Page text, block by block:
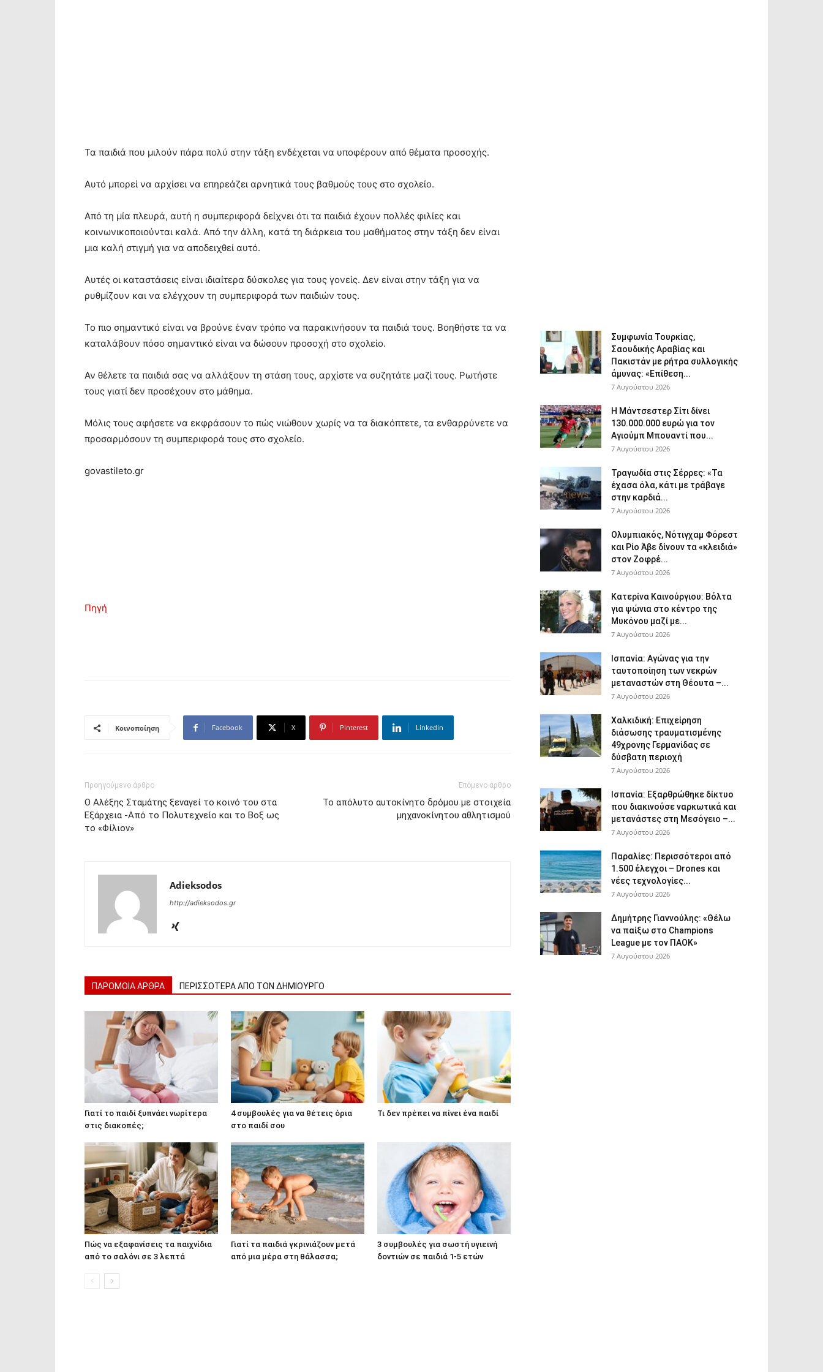
Τα παιδιά που μιλούν πάρα πολύ στην τάξη ενδέχεται να υποφέρουν από θέματα προσοχής.
Αυτό μπορεί να αρχίσει να επηρεάζει αρνητικά τους βαθμούς τους στο σχολείο.
Από τη μία πλευρά, αυτή η συμπεριφορά δείχνει ότι τα παιδιά έχουν πολλές φιλίες και
κοινωνικοποιούνται καλά. Από την άλλη, κατά τη διάρκεια του μαθήματος στην τάξη δεν είναι
μια καλή στιγμή για να αποδειχθεί αυτό.
Αυτές οι καταστάσεις είναι ιδιαίτερα δύσκολες για τους γονείς. Δεν είναι στην τάξη για να
ρυθμίζουν και να ελέγχουν τη συμπεριφορά των παιδιών τους.
Το πιο σημαντικό είναι να βρούνε έναν τρόπο να παρακινήσουν τα παιδιά τους. Βοηθήστε τα να
καταλάβουν πόσο σημαντικό είναι να δώσουν προσοχή στο σχολείο.
Αν θέλετε τα παιδιά σας να αλλάξουν τη στάση τους, αρχίστε να συζητάτε μαζί τους. Ρωτήστε
τους γιατί δεν προσέχουν στο μάθημα.
Μόλις τους αφήσετε να εκφράσουν το πώς νιώθουν χωρίς να τα διακόπτετε, τα ενθαρρύνετε να
προσαρμόσουν τη συμπεριφορά τους στο σχολείο.
govastileto.gr
Πηγή
Κοινοποίηση Facebook X Pinterest Linkedin
Προηγούμενο άρθρο
Ο Αλέξης Σταμάτης ξεναγεί το κοινό του στα
Εξάρχεια -Από το Πολυτεχνείο και το Βοξ ως
το «Φίλιον»
Επόμενο άρθρο
Το απόλυτο αυτοκίνητο δρόμου με στοιχεία
μηχανοκίνητου αθλητισμού
Adieksodos
http://adieksodos.gr
ΠΑΡΟΜΟΙΑ ΑΡΘΡΑ ΠΕΡΙΣΣΟΤΕΡΑ ΑΠΟ ΤΟΝ ΔΗΜΙΟΥΡΓΟ
Γιατί το παιδί ξυπνάει νωρίτερα
στις διακοπές;
4 συμβουλές για να θέτεις όρια
στο παιδί σου
Τι δεν πρέπει να πίνει ένα παιδί
Πώς να εξαφανίσεις τα παιχνίδια
από το σαλόνι σε 3 λεπτά
Γιατί τα παιδιά γκρινιάζουν μετά
από μια μέρα στη θάλασσα;
3 συμβουλές για σωστή υγιεινή
δοντιών σε παιδιά 1-5 ετών
Συμφωνία Τουρκίας,
Σαουδικής Αραβίας και
Πακιστάν με ρήτρα συλλογικής
άμυνας: «Επίθεση...
7 Αυγούστου 2026
Η Μάντσεστερ Σίτι δίνει
130.000.000 ευρώ για τον
Αγιούμπ Μπουαντί που...
7 Αυγούστου 2026
Τραγωδία στις Σέρρες: «Τα
έχασα όλα, κάτι με τράβαγε
στην καρδιά...
7 Αυγούστου 2026
Ολυμπιακός, Νότιγχαμ Φόρεστ
και Ρίο Άβε δίνουν τα «κλειδιά»
στον Ζοφρέ...
7 Αυγούστου 2026
Κατερίνα Καινούργιου: Βόλτα
για ψώνια στο κέντρο της
Μυκόνου μαζί με...
7 Αυγούστου 2026
Ισπανία: Αγώνας για την
ταυτοποίηση των νεκρών
μεταναστών στη Θέουτα –...
7 Αυγούστου 2026
Χαλκιδική: Επιχείρηση
διάσωσης τραυματισμένης
49χρονης Γερμανίδας σε
δύσβατη περιοχή
7 Αυγούστου 2026
Ισπανία: Εξαρθρώθηκε δίκτυο
που διακινούσε ναρκωτικά και
μετανάστες στη Μεσόγειο –...
7 Αυγούστου 2026
Παραλίες: Περισσότεροι από
1.500 έλεγχοι – Drones και
νέες τεχνολογίες...
7 Αυγούστου 2026
Δημήτρης Γιαννούλης: «Θέλω
να παίξω στο Champions
League με τον ΠΑΟΚ»
7 Αυγούστου 2026